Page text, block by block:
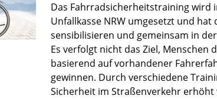
Das Fahrradsicherheitstraining wird
Unfallkasse NRW umgesetzt und
sensibilisieren und gemeinsam in
Es verfolgt nicht das Ziel, Menschen
basierend auf vorhandener
gewinnen. Durch verschiedene
Sicherheit im Straßenverkehr erhöht